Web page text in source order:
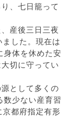
、七日籠って
産後三日三夜
した。現在は
身体を休めた安
切に守ってい
として多くの
数少ない産育習
都府指定有形